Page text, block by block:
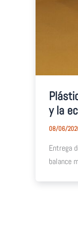
y la
08/06/
Entrega
balance